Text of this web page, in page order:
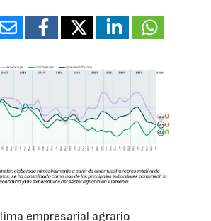
empresarial agrario